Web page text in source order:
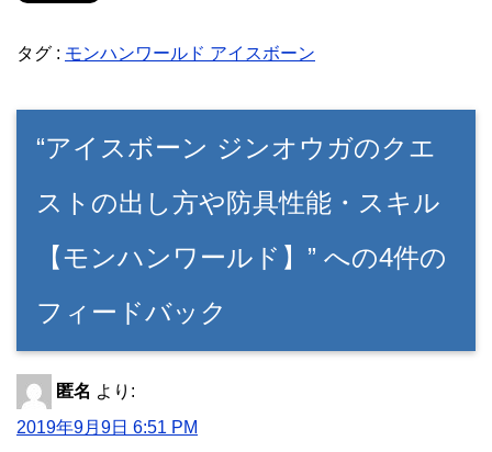
タグ : モンハンワールド アイスボーン
“アイスボーン ジンオウガのクエ
ストの出し方や防具性能・スキル
【モンハンワールド】” への4件の
フィードバック
匿名 より:
2019年9月9日 6:51 PM